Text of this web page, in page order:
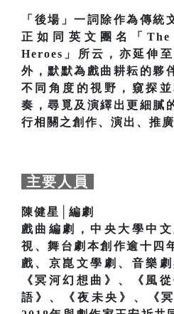
「後場」一詞除作為傳統
正如同英文團名「The
Heroes」所云，亦延伸
外，默默為戲曲耕耘的夥
不同角度的視野，窺探
奏，尋覓及演繹出更細膩
行相關之創作、演出、推
主要人員
陳健星│編劇
戲曲編劇，中央大學中
視、舞台劇本創作逾十四
戲、京崑文學劇、音樂
《冥河幻想曲》、《風
語》、《夜未央》、《